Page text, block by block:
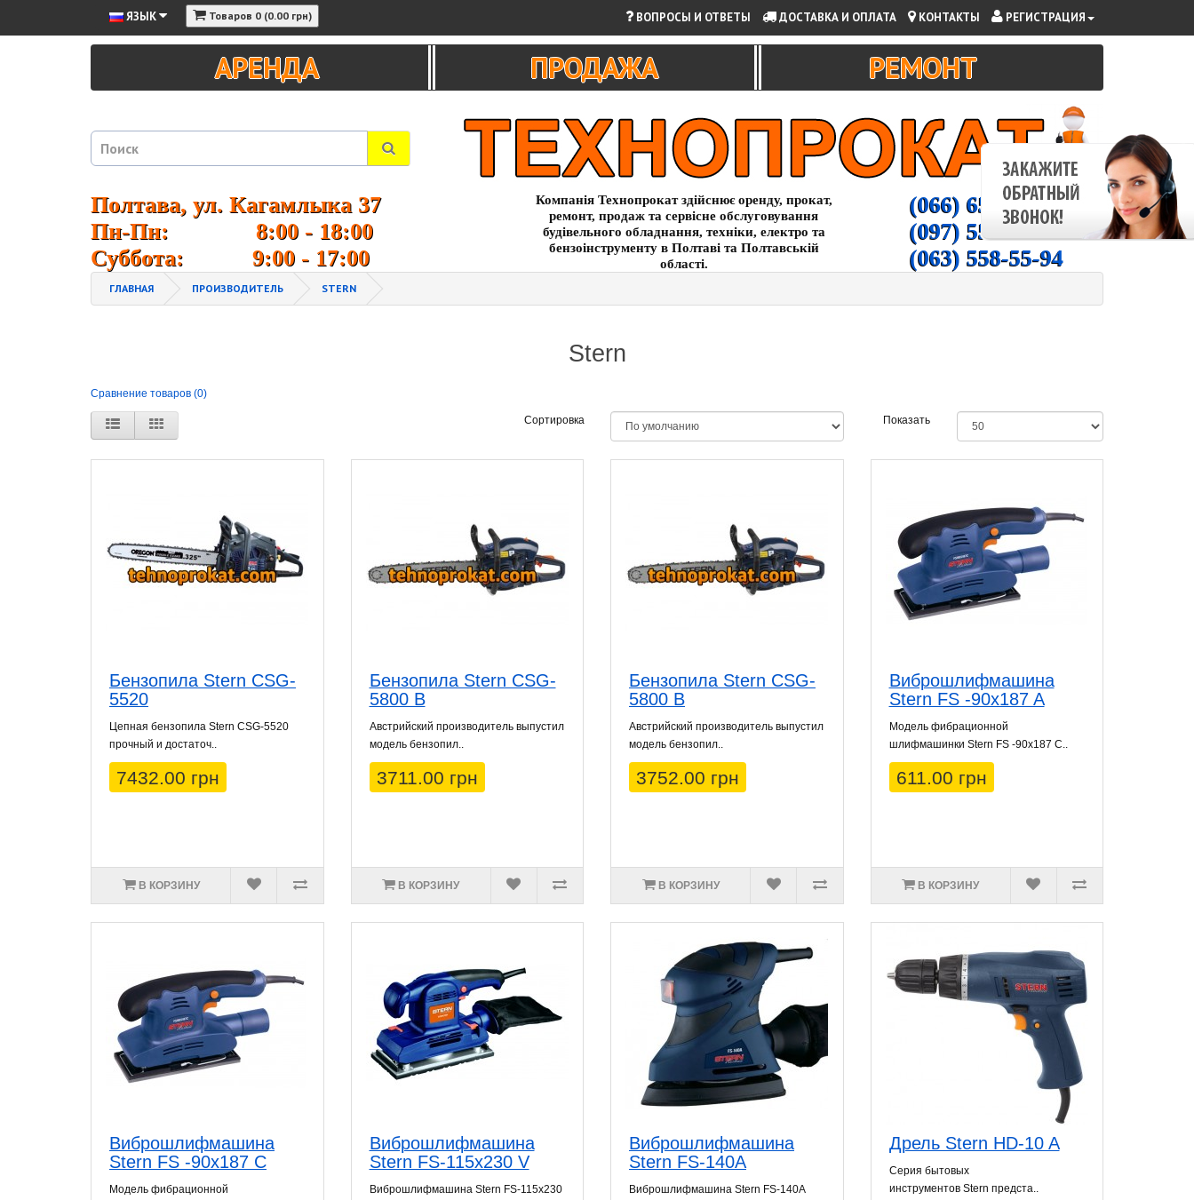
ЯЗЫК Товаров 0 (0.00 грн) ВОПРОСЫ И ОТВЕТЫ ДОСТАВКА И ОПЛАТА КОНТАКТЫ РЕГИСТРАЦИЯ
АРЕНДА ПРОДАЖА РЕМОНТ
Полтава, ул. Кагамлыка 37
Пн-Пн: 8:00 - 18:00
Суббота: 9:00 - 17:00
Компанія Технопрокат здійснює оренду, прокат,
ремонт, продаж та сервісне обслуговування
будівельного обладнання, техніки, електро та
бензоінструменту в Полтаві та Полтавській
області.
(066) 65-000-94
(097) 55-00-266
(063) 558-55-94
ГЛАВНАЯ ПРОИЗВОДИТЕЛЬ STERN
Stern
Сравнение товаров (0)
Сортировка Показать
Бензопила Stern CSG-
5520
Цепная бензопила Stern CSG-5520
прочный и достаточ..
7432.00 грн
В КОРЗИНУ
Бензопила Stern CSG-
5800 B
Австрийский производитель выпустил
модель бензопил..
3711.00 грн
В КОРЗИНУ
Бензопила Stern CSG-
5800 B
Австрийский производитель выпустил
модель бензопил..
3752.00 грн
В КОРЗИНУ
Виброшлифмашина
Stern FS -90x187 A
Модель фибрационной
шлифмашинки Stern FS -90x187 C..
611.00 грн
В КОРЗИНУ
Виброшлифмашина
Stern FS -90x187 C
Модель фибрационной
Виброшлифмашина
Stern FS-115х230 V
Виброшлифмашина Stern FS-115x230
Виброшлифмашина
Stern FS-140A
Виброшлифмашина Stern FS-140A
Дрель Stern HD-10 A
Серия бытовых
инструментов Stern предста..